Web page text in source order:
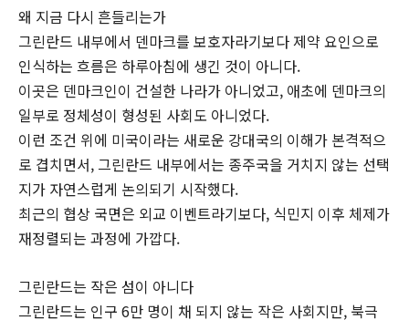
왜 지금 다시 흔들리는가
그린란드 내부에서 덴마크를 보호자라기보다 제약 요인으로
인식하는 흐름은 하루아침에 생긴 것이 아니다.
이곳은 덴마크인이 건설한 나라가 아니었고, 애초에 덴마크의
일부로 정체성이 형성된 사회도 아니었다.
이런 조건 위에 미국이라는 새로운 강대국의 이해가 본격적으
로 겹치면서, 그린란드 내부에서는 종주국을 거치지 않는 선택
지가 자연스럽게 논의되기 시작했다.
최근의 협상 국면은 외교 이벤트라기보다, 식민지 이후 체제가
재정렬되는 과정에 가깝다.
그린란드는 작은 섬이 아니다
그린란드는 인구 6만 명이 채 되지 않는 작은 사회지만, 북극